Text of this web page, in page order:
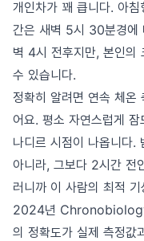
개인차가 꽤 큽니다. 아
간은 새벽 5시 30분경에
벽 4시 전후지만, 본인의
수 있습니다.
정확히 알려면 연속 체온
어요. 평소 자연스럽게
나디르 시점이 나옵니다.
아니라, 그보다 2시간 전
러니까 이 사람의 최적
2024년
의 정확도가 실제 측정값